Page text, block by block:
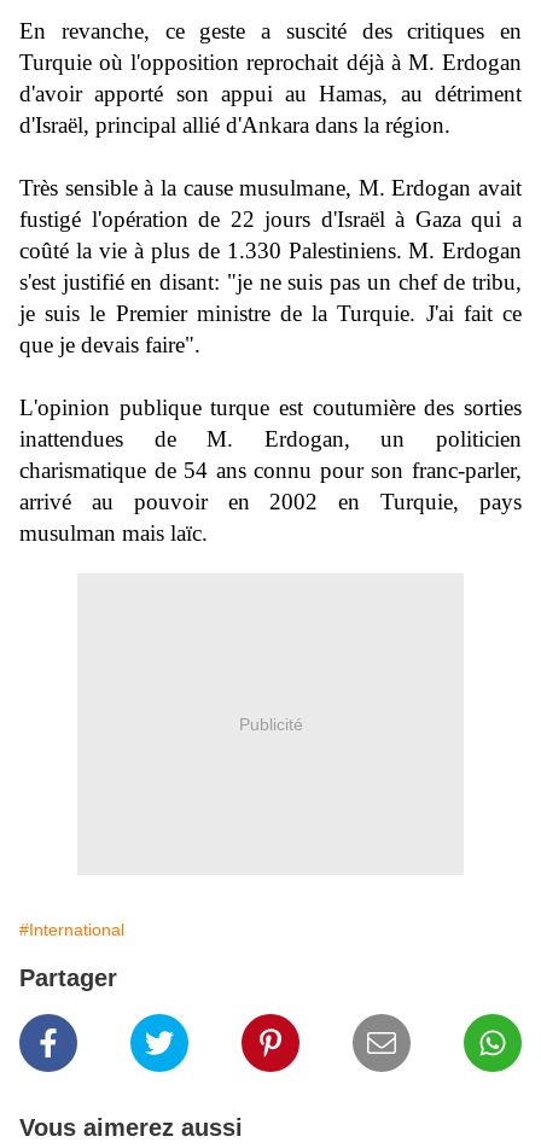
En revanche, ce geste a suscité des critiques en
Turquie où l'opposition reprochait déjà à M. Erdogan
d'avoir apporté son appui au Hamas, au détriment
d'Israël, principal allié d'Ankara dans la région.
Très sensible à la cause musulmane, M. Erdogan avait
fustigé l'opération de 22 jours d'Israël à Gaza qui a
coûté la vie à plus de 1.330 Palestiniens. M. Erdogan
s'est justifié en disant: "je ne suis pas un chef de tribu,
je suis le Premier ministre de la Turquie. J'ai fait ce
que je devais faire".
L'opinion publique turque est coutumière des sorties
inattendues de M. Erdogan, un politicien
charismatique de 54 ans connu pour son franc-parler,
arrivé au pouvoir en 2002 en Turquie, pays
musulman mais laïc.
Publicité
#International
Partager
Vous aimerez aussi